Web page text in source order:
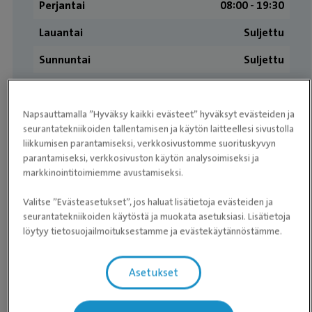
Perjantai
08:00 ­- 19:30
Lauantai
Suljettu
Sunnuntai
Suljettu
Asiakkaiden arvostelut
Markus Routamo ★★★ ★
★★★ ★
kissan sterilisaatio ja samalla rokotukset hänelle.
Hinta oli pienempi mitä ajattelin. Selkeästi kerrottiin
leikkauksen jälkeen. Ehdottomasti suosittelen tätä
paikkaa ja tulen varmasti asioimaan uudestaan
Napsauttamalla ”Hyväksy kaikki evästeet” hyväksyt evästeiden ja
seurantatekniikoiden tallentamisen ja käytön laitteellesi sivustolla
liikkumisen parantamiseksi, verkkosivustomme suorituskyvyn
parantamiseksi, verkkosivuston käytön analysoimiseksi ja
markkinointitoimiemme avustamiseksi.
Valitse ”Evästeasetukset”, jos haluat lisätietoja evästeiden ja
seurantatekniikoiden käytöstä ja muokata asetuksiasi. Lisätietoja
löytyy tietosuojailmoituksestamme ja evästekäytännöstämme.
Asetukset